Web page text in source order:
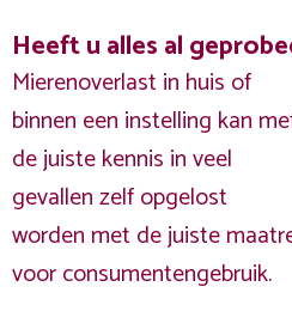
Heeft u alles al
Mierenoverlast in huis of
binnen een instelling kan
de juiste kennis in veel
gevallen zelf opgelost
worden met de juiste
voor consumentengebruik.